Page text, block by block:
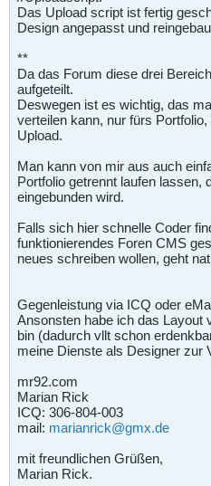
Das Upload script ist fertig
Design angepasst und
**
Da das Forum diese drei
aufgeteilt.
Deswegen ist es wichtig, das
verteilen kann, nur fürs
Upload.
Man kann von mir aus auch
Portfolio getrennt laufen lassen,
eingebunden wird.
Falls sich hier schnelle Coder
funktionierendes Foren CMS
neues schreiben wollen, geht
Gegenleistung via ICQ oder
Ansonsten habe ich das Layout
bin (dadurch vllt schon
meine Dienste als Designer zur
mr92.com
Marian Rick
ICQ: 306-804-003
mail: marianrick@gmx.de
mit freundlichen Grüßen,
Marian Rick.